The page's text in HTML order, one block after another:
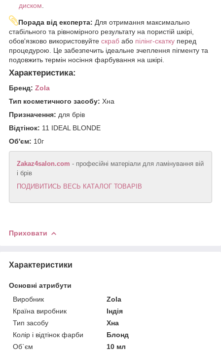
диском
Порада від експерта: Для отримання максимально
стабільного та рівномірного результату на пористій шкірі,
обов'язково використовуйте скраб або пілінг-скатку перед
процедурою. Це забезпечить ідеальне зчеплення пігменту та
подовжить термін носіння фарбування на шкірі.
Характеристика:
Бренд: Zola
Тип косметичного засобу: Хна
Призначення: для брів
Відтінок: 11 IDEAL BLONDE
Об'єм: 10г
Zakaz4salon.com - професійні матеріали для ламінування вій
і брів
ПОДИВИТИСЬ ВЕСЬ КАТАЛОГ ТОВАРІВ
Приховати
Характеристики
Основні атрибути
Виробник
Zola
Країна виробник
Індія
Тип засобу
Хна
Колір і відтінок фарби
Блонд
Об`єм
10 мл